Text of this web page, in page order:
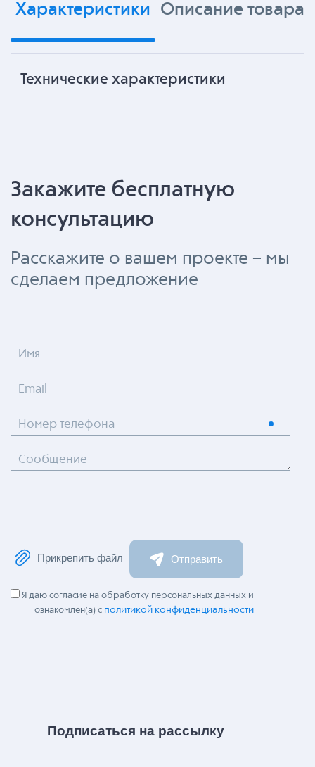
Характеристики Описание товара
Технические характеристики
Закажите бесплатную
консультацию
Расскажите о вашем проекте – мы
сделаем предложение
Имя
Email
Номер телефона
Сообщение
Прикрепить файл Отправить
Я даю согласие на обработку персональных данных и
ознакомлен(а) с политикой конфиденциальности
Подписаться на рассылку